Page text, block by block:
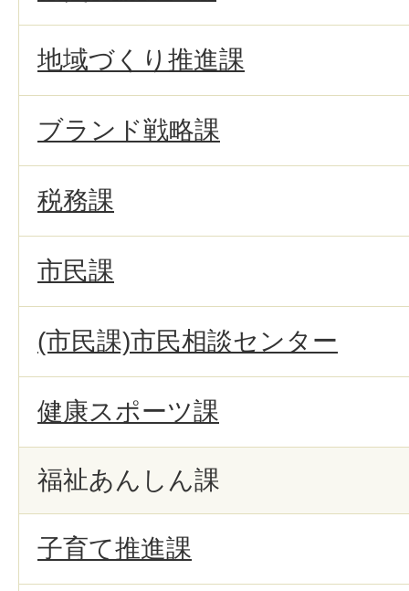
地域づくり推進課
ブランド戦略課
税務課
市民課
(市民課)市民相談センター
健康スポーツ課
福祉あんしん課
子育て推進課